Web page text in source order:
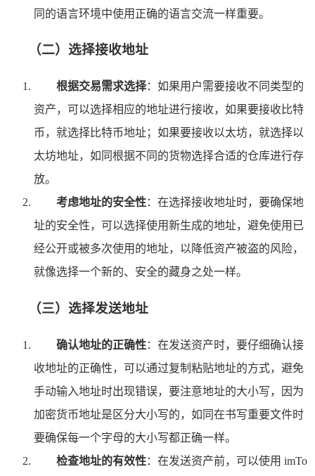
同的语言环境中使用正确的语言交流一样重要。
（二）选择接收地址
根据交易需求选择：如果用户需要接收不同类型的
资产，可以选择相应的地址进行接收，如果要接收比特
币，就选择比特币地址；如果要接收以太坊，就选择以
太坊地址，如同根据不同的货物选择合适的仓库进行存
放。
考虑地址的安全性：在选择接收地址时，要确保地
址的安全性，可以选择使用新生成的地址，避免使用已
经公开或被多次使用的地址，以降低资产被盗的风险，
就像选择一个新的、安全的藏身之处一样。
（三）选择发送地址
确认地址的正确性：在发送资产时，要仔细确认接
收地址的正确性，可以通过复制粘贴地址的方式，避免
手动输入地址时出现错误，要注意地址的大小写，因为
加密货币地址是区分大小写的，如同在书写重要文件时
要确保每一个字母的大小写都正确一样。
检查地址的有效性：在发送资产前，可以使用 imTo